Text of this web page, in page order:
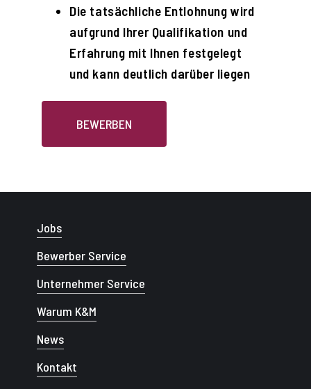
Die tatsächliche Entlohnung wird
aufgrund Ihrer Qualifikation und
Erfahrung mit Ihnen festgelegt
und kann deutlich darüber liegen
BEWERBEN
Jobs
Bewerber Service
Unternehmer Service
Warum K&M
News
Kontakt